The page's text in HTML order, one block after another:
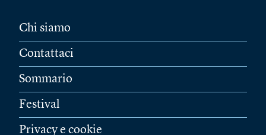
Chi siamo
Contattaci
Sommario
Festival
Privacy e cookie